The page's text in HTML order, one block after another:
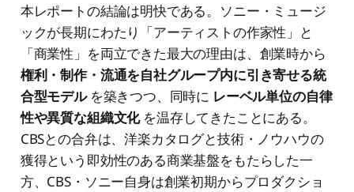
本レポートの結論は明快である。ソニー・ミュージ
ックが長期にわたり「アーティストの作家性」と
「商業性」を両立できた最大の理由は、創業時から
権利・制作・流通を自社グループ内に引き寄せる統
合型モデルを築きつつ、同時に レーベル単位の自律
性や異質な組織文化を温存してきたことにある。
CBSとの合弁は、洋楽カタログと技術・ノウハウの
獲得という即効性のある商業基盤をもたらした一
方、CBS・ソニー自身は創業初期からプロダクショ